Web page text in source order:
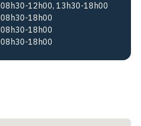
08h30-12h00, 13h30-18h00
08h30-18h00
08h30-18h00
08h30-18h00